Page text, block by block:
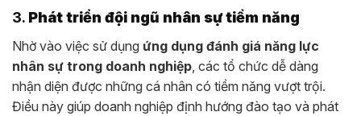
3. Phát triển đội ngũ nhân sự tiềm năng
Nhờ vào việc sử dụng ứng dụng đánh giá năng lực
nhân sự trong doanh nghiệp, các tổ chức dễ dàng
nhận diện được những cá nhân có tiềm năng vượt trội.
Điều này giúp doanh nghiệp định hướng đào tạo và phát